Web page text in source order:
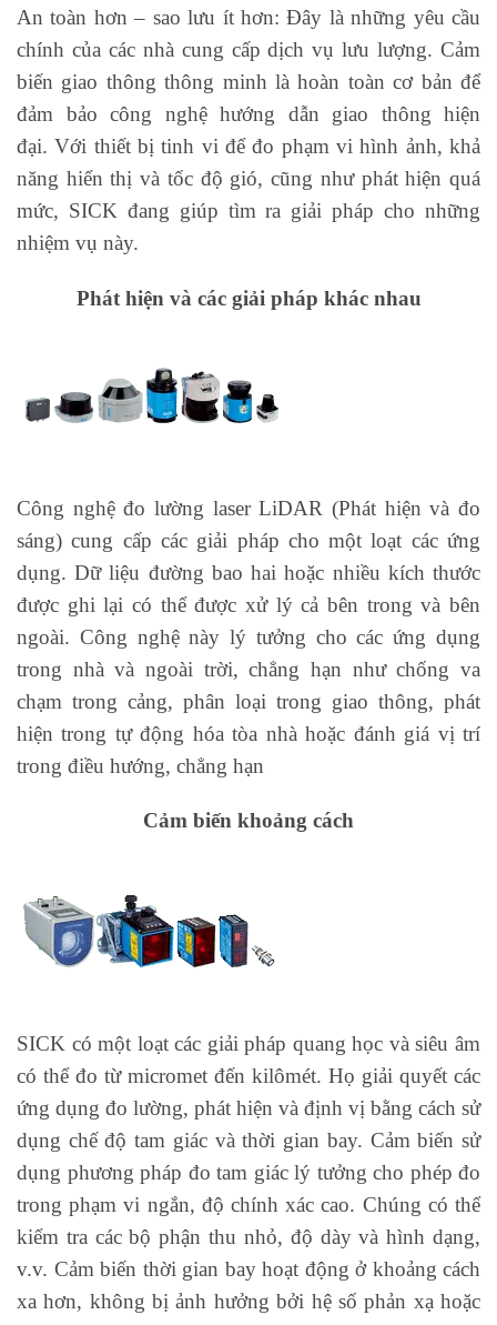
An toàn hơn – sao lưu ít hơn: Đây là những yêu cầu
chính của các nhà cung cấp dịch vụ lưu lượng. Cảm
biến giao thông thông minh là hoàn toàn cơ bản để
đảm bảo công nghệ hướng dẫn giao thông hiện
đại. Với thiết bị tinh vi để đo phạm vi hình ảnh, khả
năng hiển thị và tốc độ gió, cũng như phát hiện quá
mức, SICK đang giúp tìm ra giải pháp cho những
nhiệm vụ này.
Phát hiện và các giải pháp khác nhau
Công nghệ đo lường laser LiDAR (Phát hiện và đo
sáng) cung cấp các giải pháp cho một loạt các ứng
dụng. Dữ liệu đường bao hai hoặc nhiều kích thước
được ghi lại có thể được xử lý cả bên trong và bên
ngoài. Công nghệ này lý tưởng cho các ứng dụng
trong nhà và ngoài trời, chẳng hạn như chống va
chạm trong cảng, phân loại trong giao thông, phát
hiện trong tự động hóa tòa nhà hoặc đánh giá vị trí
trong điều hướng, chẳng hạn
Cảm biến khoảng cách
SICK có một loạt các giải pháp quang học và siêu âm
có thể đo từ micromet đến kilômét. Họ giải quyết các
ứng dụng đo lường, phát hiện và định vị bằng cách sử
dụng chế độ tam giác và thời gian bay. Cảm biến sử
dụng phương pháp đo tam giác lý tưởng cho phép đo
trong phạm vi ngắn, độ chính xác cao. Chúng có thể
kiểm tra các bộ phận thu nhỏ, độ dày và hình dạng,
v.v. Cảm biến thời gian bay hoạt động ở khoảng cách
xa hơn, không bị ảnh hưởng bởi hệ số phản xạ hoặc